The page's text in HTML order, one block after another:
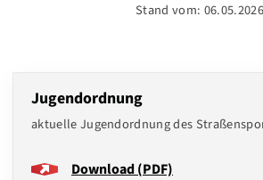
Stand vom: 06.05.2026
Jugendordnung
aktuelle Jugendordnung des
Download (PDF)